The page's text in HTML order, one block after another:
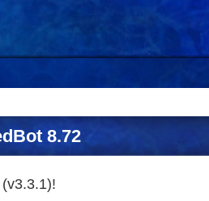
8.72